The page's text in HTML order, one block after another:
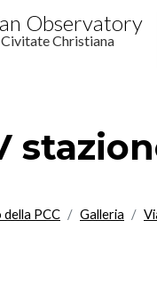
Observatory
Christiana
PCC Galleria